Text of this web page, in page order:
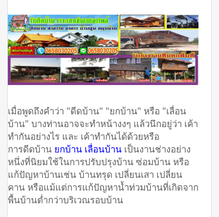
เมื่อพูดถึงคำว่า "ดีดบ้าน" "ยกบ้าน" หรือ "เลื่อน
บ้าน" บางท่านอาจจะทำหน้างงๆ แล้วนึกอยู่ว่า เค้า
ทำกันอย่างไร และ เค้าทำกันได้ด้วยหรือ
การดีดบ้าน ยกบ้าน เลื่อนบ้าน เป็นงานช่างอย่าง
หนึ่งที่นิยมใช้ในการปรับปรุงบ้าน ซ่อมบ้าน หรือ
แก้ปัญหาบ้านเช่น บ้านทรุด เปลี่ยนเสา เปลี่ยน
คาน หรือแม้แต่การแก้ปัญหาน้ำท่วมบ้านที่เกิดจาก
พื้นบ้านต่ำกว่าบริเวณรอบบ้าน